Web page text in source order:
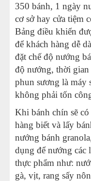
350 bánh, 1 ngày
cơ sở hay cửa tiệm
Bảng điều khiển
để khách hàng dễ
đặt chế độ nướng
độ nướng, thời
phun sương là máy
không phải tốn
Khi bánh chín sẽ
hàng biết và lấy
nướng bánh
dụng để nướng các
thực phẩm như:
gà, vịt, rang sấy